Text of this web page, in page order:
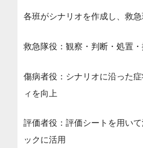
各班がシナリオを作成し、救
救急隊役：観察・判断・処置
傷病者役：シナリオに沿った
ィを向上
評価者役：評価シートを用い
ックに活用